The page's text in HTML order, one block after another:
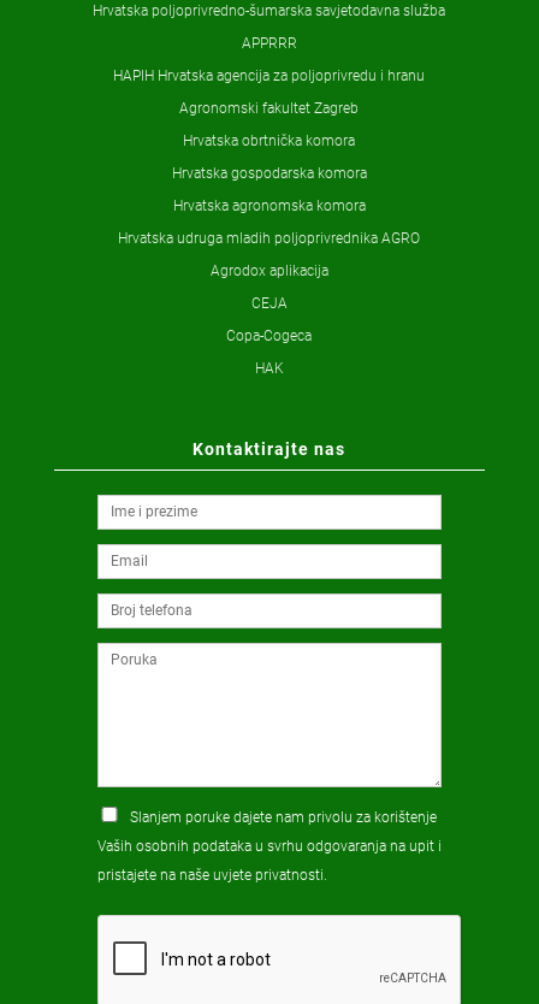
Hrvatska poljoprivredno-šumarska savjetodavna služba
APPRRR
HAPIH Hrvatska agencija za poljoprivredu i hranu
Agronomski fakultet Zagreb
Hrvatska obrtnička komora
Hrvatska gospodarska komora
Hrvatska agronomska komora
Hrvatska udruga mladih poljoprivrednika AGRO
Agrodox aplikacija
CEJA
Copa-Cogeca
HAK
Kontaktirajte nas
Slanjem poruke dajete nam privolu za korištenje
Vaših osobnih podataka u svrhu odgovaranja na upit i
pristajete na naše uvjete privatnosti